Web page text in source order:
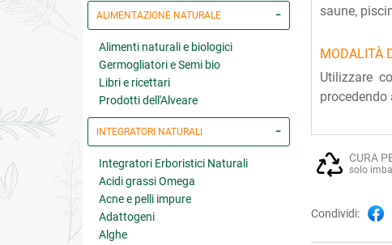
ALIMENTAZIONE NATURALE
Alimenti naturali e biologici
Germogliatori e Semi bio
Libri e ricettari
Prodotti dell'Alveare
INTEGRATORI NATURALI
Integratori Erboristici Naturali
Acidi grassi Omega
Acne e pelli impure
Adattogeni
Alghe
saune,
MODALITÀ
Utilizzare
procedendo
CURA
solo
Condividi: